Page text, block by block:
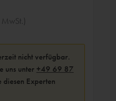
nicht verfügbar.
uns unter +49 69 87
diesen Experten